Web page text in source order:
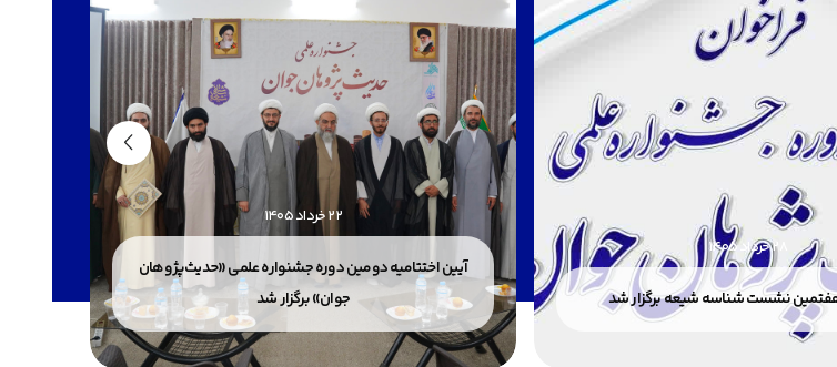
28 خرداد 1405
نشست شناسه شیعه برگزار شد
22 خرداد 1405
آیین اختتامیه دومین دوره جشنواره علمی «حدیث‌پژوهان
جوان» برگزار شد